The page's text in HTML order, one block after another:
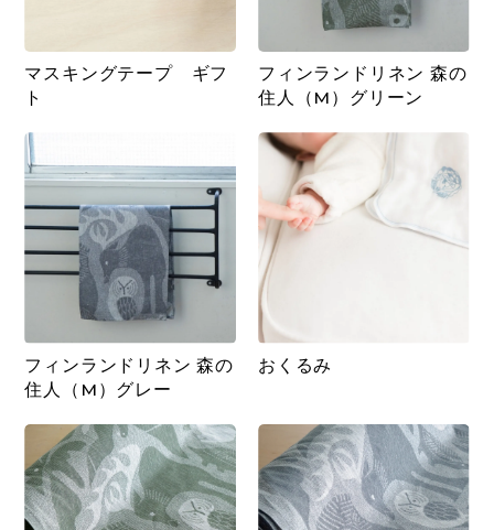
マスキングテープ ギフ
ト
フィンランドリネン 森の
住人（M）グリーン
フィンランドリネン 森の
住人（M）グレー
おくるみ